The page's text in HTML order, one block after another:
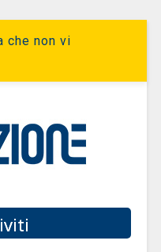
che non vi